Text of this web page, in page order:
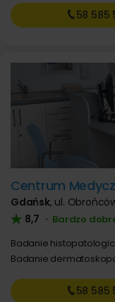
58 585
Centrum
Gdańsk, ul.
8,7 • Bardzo
Badanie
Badanie
58 585